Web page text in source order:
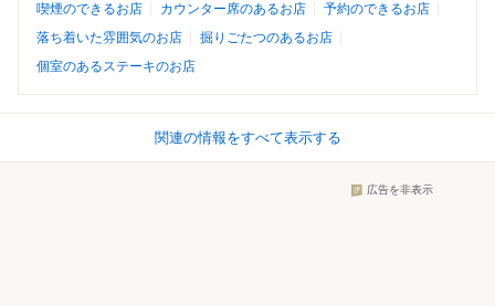
喫煙のできるお店
カウンター席のあるお店
予約のできるお店
落ち着いた雰囲気のお店
掘りごたつのあるお店
個室のあるステーキのお店
関連の情報をすべて表示する
広告を非表示